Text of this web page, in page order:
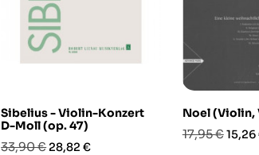
Sibelius - Violin-Konzert
D-Moll (op. 47)
Prezzo
33,90 € Prezzo
28,82 €
Noel (Violin,
Prezzo
17,95 €15,26